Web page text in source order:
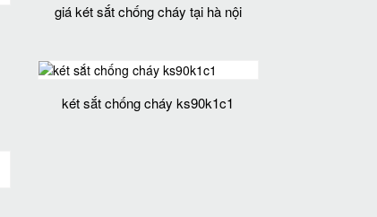
giá két sắt chống cháy tại hà nội
két sắt chống cháy ks90k1c1